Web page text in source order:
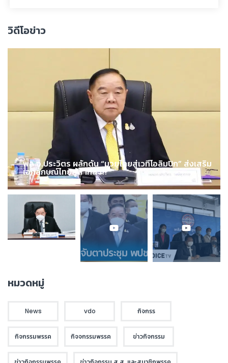
วิดีโอข่าว
พล.อ.ประวิตร ผลักดัน “มวยไทยสู่เวทีโอลิมปิก” ส่งเสริม
เอกลักษณ์ไทยสู่สากล !!!
หมวดหมู่
News vdo กิจกรร
กิจกรรมพรรค กิจจกรรมพรรค ข่าวกิจกรรม